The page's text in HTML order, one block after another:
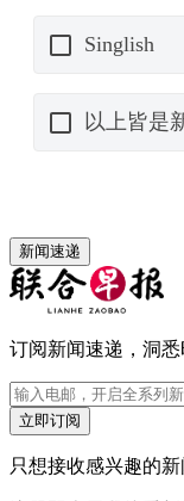
新闻速递
订阅新闻速递，洞悉
立即订阅
只想接收感兴趣的